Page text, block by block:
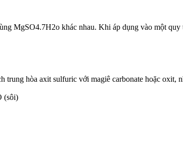
MgSO4.7H2o khác nhau. Khi áp dụng vào một
trung hòa axit sulfuric với magiê carbonate hoặc
(sôi)